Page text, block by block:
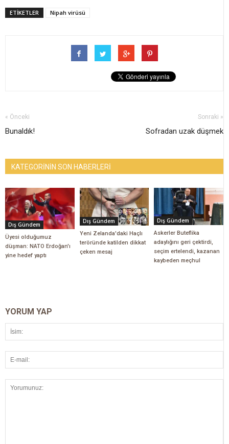
ETİKETLER Nipah virüsü
« Önceki
Bunaldık!
Sonraki »
Sofradan uzak düşmek
KATEGORİNİN SON HABERLERİ
Dış Gündem
Üyesi olduğumuz
düşman: NATO Erdoğan'ı
yine hedef yaptı
Dış Gündem
Yeni Zelanda'daki Haçlı
teröründe katilden dikkat
çeken mesaj
Dış Gündem
Askerler Buteflika
adaylığını geri çektirdi,
seçim ertelendi, kazanan
kaybeden meçhul
YORUM YAP